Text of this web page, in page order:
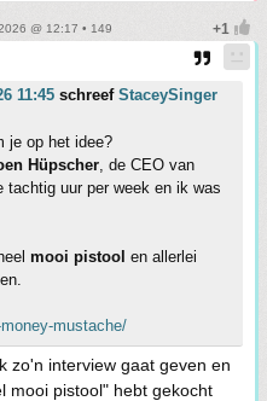
@ 12:17 • 149
11:45 schreef StaceySinger
je op het idee?
Hüpscher, de CEO van
tachtig uur per week en ik was
mooi pistool en allerlei
mustache/
zo'n interview gaat geven en
mooi pistool" hebt gekocht